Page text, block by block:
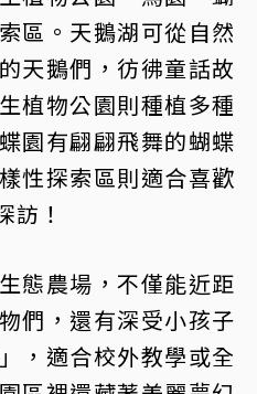
區。天鵝湖可從自然
天鵝們，彷彿童話故
植物公園則種植多種
園有翩翩飛舞的蝴蝶
性探索區則適合喜歡
訪！
態農場，不僅能近距
們，還有深受小孩子
，適合校外教學或全